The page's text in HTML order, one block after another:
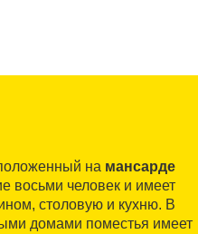
на мансарде
восьми человек и имеет
столовую и кухню. В
домами поместья имеет